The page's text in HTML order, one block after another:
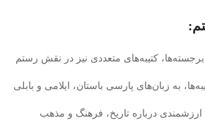
کتیبه‌های متعددی نیز در نقش رستم
به زبان‌های پارسی باستان، ایلامی و بابلی
درباره تاریخ، فرهنگ و مذهب